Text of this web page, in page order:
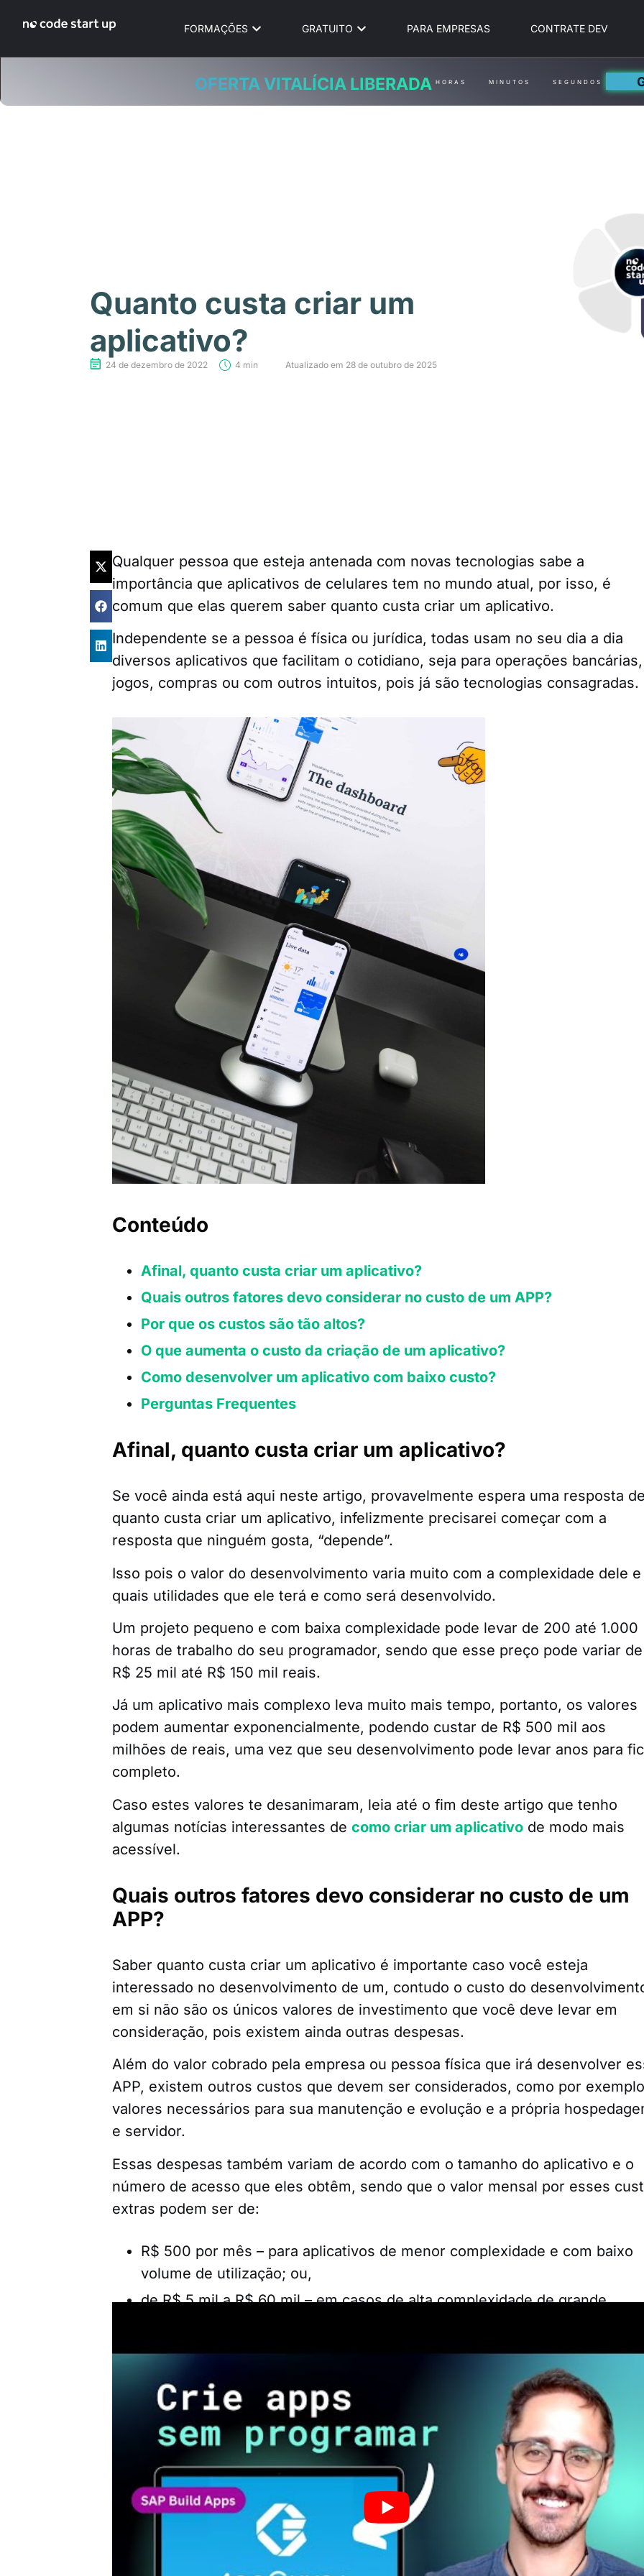
FORMAÇÕES GRATUITO PARA EMPRESAS CONTRATE DEV
OFERTA VITALÍCIA LIBERADA HORAS MINUTOS SEGUNDOS
Quanto custa criar um
aplicativo?
24 de dezembro de 2022 4 min Atualizado em 28 de outubro de 2025
Qualquer pessoa que esteja antenada com novas tecnologias sabe a
importância que aplicativos de celulares tem no mundo atual, por isso, é
comum que elas querem saber quanto custa criar um aplicativo.
Independente se a pessoa é física ou jurídica, todas usam no seu dia a dia
diversos aplicativos que facilitam o cotidiano, seja para operações bancárias,
jogos, compras ou com outros intuitos, pois já são tecnologias consagradas.
Conteúdo
Afinal, quanto custa criar um aplicativo?
Quais outros fatores devo considerar no custo de um APP?
Por que os custos são tão altos?
O que aumenta o custo da criação de um aplicativo?
Como desenvolver um aplicativo com baixo custo?
Perguntas Frequentes
Afinal, quanto custa criar um aplicativo?
Se você ainda está aqui neste artigo, provavelmente espera uma resposta
quanto custa criar um aplicativo, infelizmente precisarei começar com a
resposta que ninguém gosta, “depende”.
Isso pois o valor do desenvolvimento varia muito com a complexidade dele e
quais utilidades que ele terá e como será desenvolvido.
Um projeto pequeno e com baixa complexidade pode levar de 200 até 1.000
horas de trabalho do seu programador, sendo que esse preço pode variar de
R$ 25 mil até R$ 150 mil reais.
Já um aplicativo mais complexo leva muito mais tempo, portanto, os valores
podem aumentar exponencialmente, podendo custar de R$ 500 mil aos
milhões de reais, uma vez que seu desenvolvimento pode levar anos para
completo.
Caso estes valores te desanimaram, leia até o fim deste artigo que tenho
algumas notícias interessantes decomo criar um aplicativo de modo mais
acessível.
Quais outros fatores devo considerar no custo de um
APP?
Saber quanto custa criar um aplicativo é importante caso você esteja
interessado no desenvolvimento de um, contudo o custo do
em si não são os únicos valores de investimento que você deve levar em
consideração, pois existem ainda outras despesas.
Além do valor cobrado pela empresa ou pessoa física que irá desenvolver
APP, existem outros custos que devem ser considerados, como por
valores necessários para sua manutenção e evolução e a própria
e servidor.
Essas despesas também variam de acordo com o tamanho do aplicativo e o
número de acesso que eles obtêm, sendo que o valor mensal por esses
extras podem ser de:
R$ 500 por mês – para aplicativos de menor complexidade e com baixo
volume de utilização; ou,
de R$ 5 mil a R$ 60 mil – em casos de alta complexidade de grande
Por que os custos são tão altos?
Há inúmeros fatores que impactam no quanto custa criar um aplicativo, o
primeiro sem dúvidas é o fato de que seu desenvolvimento demanda
com conhecimentos específicos de design e softwares.
Outro fator muito importante que eleva o custo são as horas trabalhadas
necessárias para que esse desenvolvimento seja concluído sem nenhum
de erro, pois conforme já dito o criador pode levar até meses para finalizar